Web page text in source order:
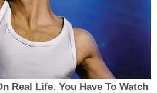
Real Life. You Have To Watch